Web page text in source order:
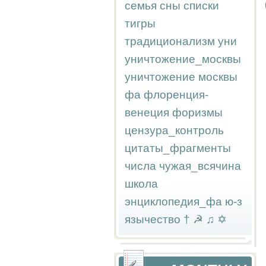
семья сны списки
тигры
традиционализм уни
уничтожение_москвы
уничтожение москвы
фа флоренция-
венеция форизмы
цензура_контроль
цитаты_фрагменты
числа чужая_всячина
школа
энциклопедия_фа ю-з
язычество † ☭ ♫ ✡